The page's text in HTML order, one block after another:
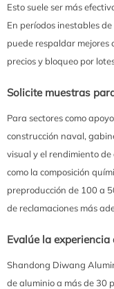
Esto suele ser más
En períodos inestables
puede respaldar mejores
precios y bloqueo por
Solicite muestras
Para sectores como
construcción naval,
visual y el rendimiento
como la composición
preproducción de 100 a
de reclamaciones más
Evalúe la
Shandong Diwang
de aluminio a más de 30